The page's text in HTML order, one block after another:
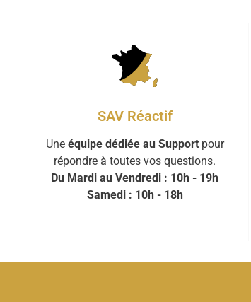
SAV Réactif
Une équipe dédiée au Supportpour
répondre à toutes vos questions.
Du Mardi au Vendredi : 10h - 19h
Samedi : 10h - 18h